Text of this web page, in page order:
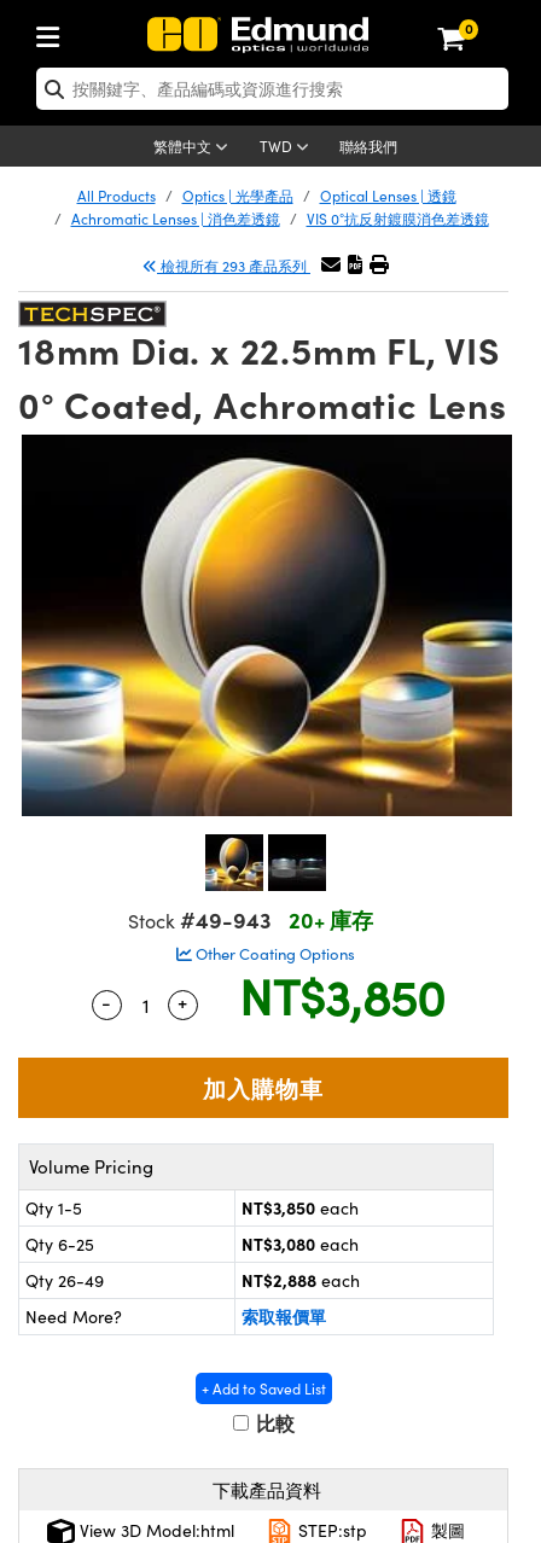
0
繁體中文 TWD 聯絡我們
| 光學產品
| 反射鏡
| 光學濾光片
Optics | 偏振光學元件
| 分光鏡
| 光學組装
Components | SCHOTT 光學
| 紅外線光學產品
| 光纖
| 雷射光學
Sputtering) Coated Optics |
濺鍍）鍍膜光學元件
Elements (DOE) | 繞射光學
Optics | 雷射光學
| 雷射透鏡
| 雷射濾光片
| 超快光學
器
Assemblies | 雷射光學元件組装
Shaping | 雷射光束整形
| 雷射分光鏡
| 雷射顯微鏡
Isolators | 晶體和隔離器
| 雷射偏光片
| 雷射稜鏡
| 光機組件
System | 光學籠式系統
| 臺式系統
and Breadboards | 光學平臺和
| 電動平臺
and Slides | 平臺和滑塊
| 顯微鏡
| Mitutoyo 物鏡
| Nikon 物鏡
| ZEISS 物鏡
Microscopes
Objectives | 有限共軛物鏡
| 反射物鏡
Cameras
Lighting |顯微鏡照明
體視顯微鏡系統
Lenses | 變焦鏡頭模組
| 顯微鏡標靶
Stage Micrometers | 刻劃板或鏡
鏡
and Couplers | 中繼鏡或耦合鏡
Microscopes | 袖珍顯微鏡
鏡
放大鏡
| 雷射
and Electronics | 雷射量
| 雷射用光機模組
| 實驗室和生產線
Lenses | 成像鏡頭
Lenses | 定焦鏡頭
| 遠心鏡頭
Magnification Lenses
Lenses for Harsh Environments
and Advanced
| 影視製作和高級攝影
Accessories | 成像鏡頭配件
| 相機
Cameras | Gigabit乙太網相
Cameras | Teledyne Dalsa 相
Microscopy Cameras
Cameras | Allied Vision 相機
Cameras | IDS 相機
Labs Cameras™ | Lucid Vision
| Pixelink 相機
and Optomechanics | 相
Interface Cameras | 高速接口相
| 成像系統
and Illumination | 照明
Lighting | 機器視覺光源
|顯微鏡照明
| 雷射光源
| 其他光源
| 光源配件
Targets | 測試板
Targets | 解析度測試板
Targets | 畸變測試版
Level Test Targets | 色卡測試板
and Detection | 測試與監測
| 光學度量
Solutions | 機器視覺方案
and Electronics | 雷射量
測器
大器
and Roughness Standards | 表面
Tools | 量測工具
Components | 主動光學元件
and Detection
and Production | 實驗室和生產
| 清潔用品
Handling Tools | 零件夾持用品
| 光學膠
Accessories | UV固化設備
| 雷射防護
性裝置
Production
用選購
| 光譜儀
Imaging
Processing
Tomography
By Brand
Optical Company
Labs™
Components | SCHOTT 光學
Products | 新品專區
Lenses
| 清倉品
| 清倉光學產品
| 清倉顯微鏡
Lenses | 清倉成像鏡頭
| 清倉照明
and Detection
and Production | 清倉實驗室
Products | 重新認證產品
| 重新認證光學產品
| 重新認證光機組
| 重新認證雷射
| 重新認證顯微鏡
Lenses | 重新認證成像鏡
| 重新認證相機
| 重新認證照明
and Detection
and Production | 重新認證實
All Products Optics | 光學產品
Optical Lenses | 透鏡
Achromatic Lenses | 消色差透鏡
VIS 0°抗反射鍍膜消色差透鏡
檢視所有 293 產品系列
18mm Dia. x 22.5mm FL, VIS
0° Coated, Achromatic Lens
Stock #49-943 20+ 庫存
Other Coating Options
Quantity Selector
- Use the plus and minus buttons to
+ NT$3,850
Volume Pricing
Qty 1-5 NT$3,850 each
Qty 6-25
NT$3,080 each
Qty 26-49
NT$2,888 each
Need More?
索取報價單
+ Add to Saved List
比較
下載產品資料
View 3D Model:html STEP:stp
製圖